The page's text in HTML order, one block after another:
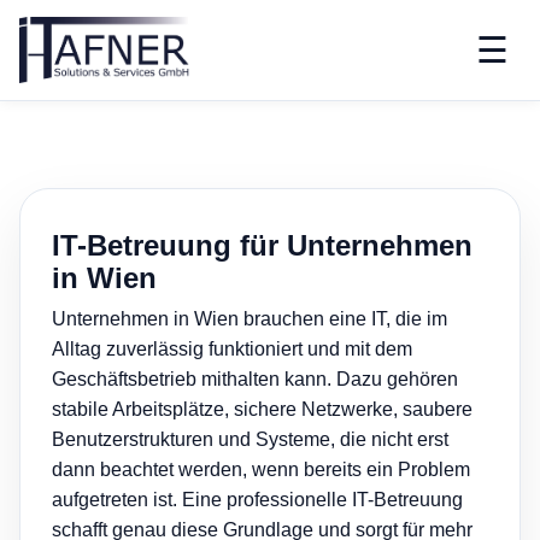
☰
IT-Betreuung für Unternehmen
in Wien
Unternehmen in Wien brauchen eine IT, die im
Alltag zuverlässig funktioniert und mit dem
Geschäftsbetrieb mithalten kann. Dazu gehören
stabile Arbeitsplätze, sichere Netzwerke, saubere
Benutzerstrukturen und Systeme, die nicht erst
dann beachtet werden, wenn bereits ein Problem
aufgetreten ist. Eine professionelle IT-Betreuung
schafft genau diese Grundlage und sorgt für mehr